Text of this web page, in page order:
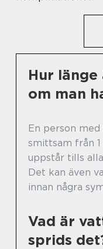
Hur
om man
En person
smittsam från
uppstår tills
Det kan även
innan några
Vad är
sprids